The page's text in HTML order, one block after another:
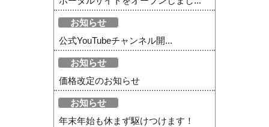
お知らせ
公式YouTubeチャンネル開...
お知らせ
価格改定のお知らせ
お知らせ
年末年始も休まず駆けつけます！